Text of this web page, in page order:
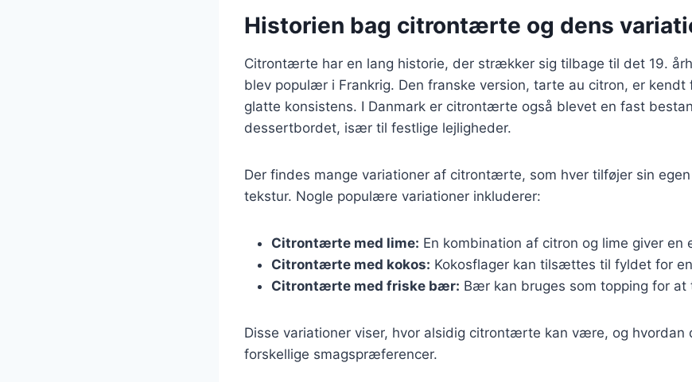
Historien bag citrontærte og dens
Citrontærte har en lang historie, der strækker sig tilbage til det 19.
blev populær i Frankrig. Den franske version, tarte au citron, er kendt
glatte konsistens. I Danmark er citrontærte også blevet en fast
dessertbordet, især til festlige lejligheder.
Der findes mange variationer af citrontærte, som hver tilføjer sin
tekstur. Nogle populære variationer inkluderer:
Citrontærte med lime: En kombination af citron og lime giver en
Citrontærte med kokos: Kokosflager kan tilsættes til fyldet for
Citrontærte med friske bær: Bær kan bruges som topping for at
Disse variationer viser, hvor alsidig citrontærte kan være, og hvordan
forskellige smagspræferencer.